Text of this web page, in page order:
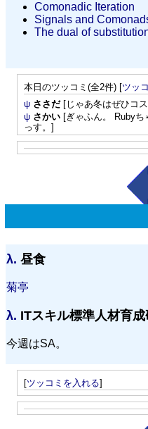
Comonadic Iteration
Signals and
The dual of
本日のツッコミ(全2件) [ツッ
ψ ささだ[じゃあ冬はぜひコ
ψ さかい[ぎゃふん。 Rubyち
っす。]
λ. 昼食
菊亭
λ. ITスキル標準人材育
今週はSA。
[ツッコミを入れる]